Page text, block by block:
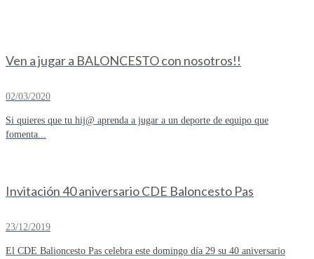
Ven a jugar a BALONCESTO con nosotros!!
02/03/2020
Si quieres que tu hij@ aprenda a jugar a un deporte de equipo que
fomenta...
Invitación 40 aniversario CDE Baloncesto Pas
23/12/2019
El CDE Balioncesto Pas celebra este domingo día 29 su 40 aniversario